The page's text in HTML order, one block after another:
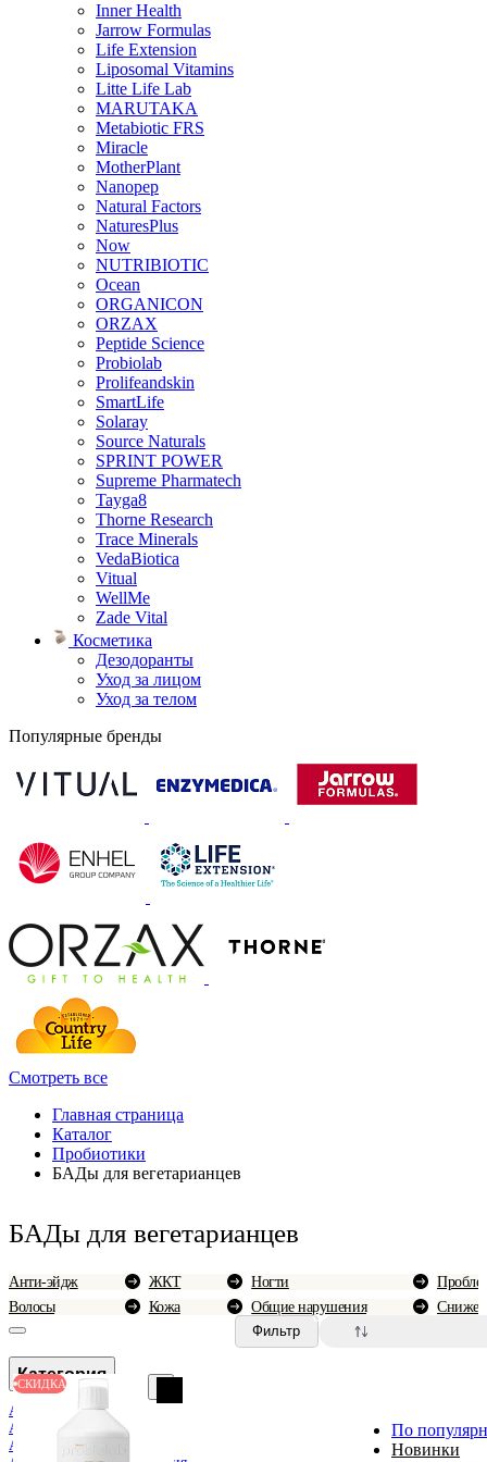
Inner Health
Jarrow Formulas
Life Extension
Liposomal Vitamins
Litte Life Lab
MARUTAKA
Metabiotic FRS
Miracle
MotherPlant
Nanopep
Natural Factors
NaturesPlus
Now
NUTRIBIOTIC
Ocean
ORGANICON
ORZAX
Peptide Science
Probiolab
Prolifeandskin
SmartLife
Solaray
Source Naturals
SPRINT POWER
Supreme Pharmatech
Tayga8
Thorne Research
Trace Minerals
VedaBiotica
Vitual
WellMe
Zade Vital
Косметика
Дезодоранты
Уход за лицом
Уход за телом
Популярные бренды
Смотреть все
Главная страница
Каталог
Пробиотики
БАДы для вегетарианцев
БАДы для вегетарианцев
Анти-эйдж
Волосы
ЖКТ
Кожа
Ногти
Общие нарушения
Категория
Аллергия
Анемия и болезни крови
Анти-эйдж
Фильтр
0
По
Новинки
СКИДКА